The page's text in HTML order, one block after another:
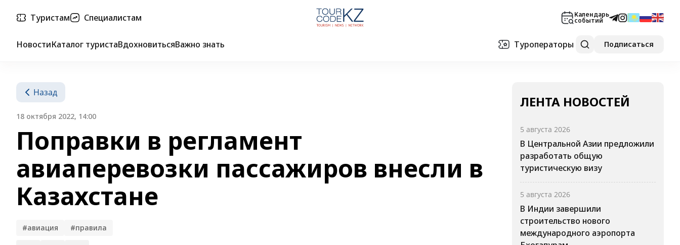
Туристам Специалистам Календарь
событий
НовостиКаталог туристаВдохновитьсяВажно знать Туроператоры Подписаться
Назад
18 октября 2022, 14:00
Поправки в регламент
авиаперевозки пассажиров внесли в
Казахстане
#авиация #правила
ЛЕНТА НОВОСТЕЙ
5 августа 2026
В Центральной Азии предложили
разработать общую
туристическую визу
5 августа 2026
В Индии завершили
строительство нового
международного аэропорта